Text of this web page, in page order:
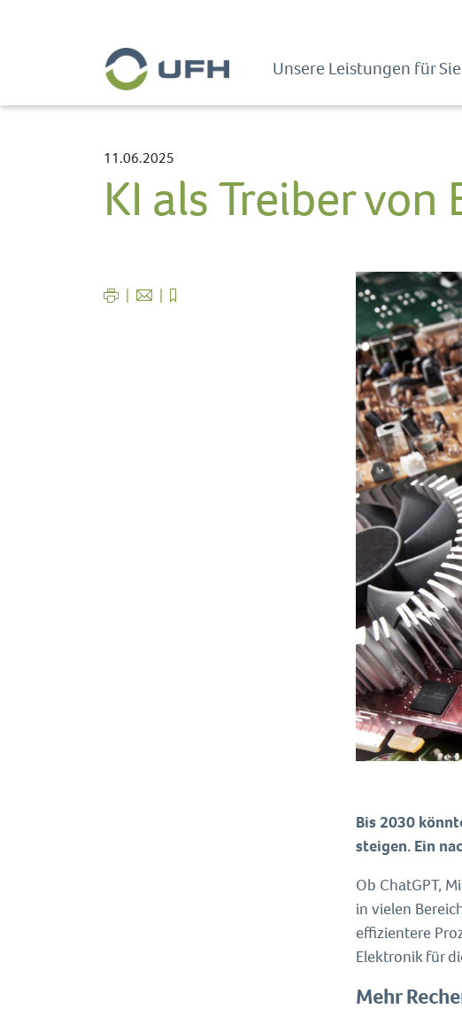
Unsere Leistungen für Sie
11.06.2025
KI als Treiber
Bis 2030
steigen. Ein
Ob ChatGPT,
in vielen
effizientere
Elektronik für
Mehr